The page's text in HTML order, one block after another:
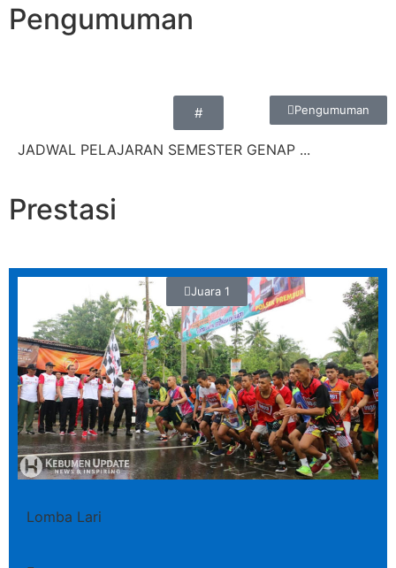
Pengumuman
Pengumuman
#
JADWAL PELAJARAN SEMESTER GENAP ...
Prestasi
Juara 1
Lomba Lari